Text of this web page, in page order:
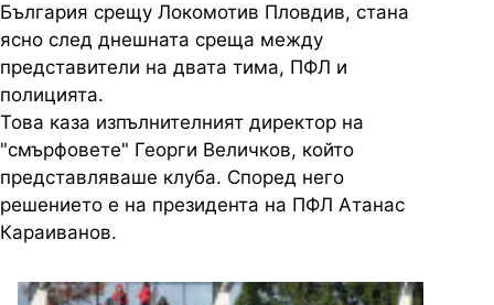
България срещу Локомотив Пловдив, стана
ясно след днешната среща между
представители на двата тима, ПФЛ и
полицията.
Това каза изпълнителният директор на
"смърфовете" Георги Величков, който
представляваше клуба. Според него
решението е на президента на ПФЛ Атанас
Караиванов.